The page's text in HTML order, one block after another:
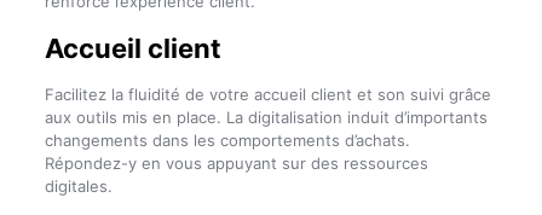
Accueil client
Facilitez la fluidité de votre accueil client et son suivi grâce
aux outils mis en place. La digitalisation induit d’importants
changements dans les comportements d’achats.
Répondez-y en vous appuyant sur des ressources
digitales.